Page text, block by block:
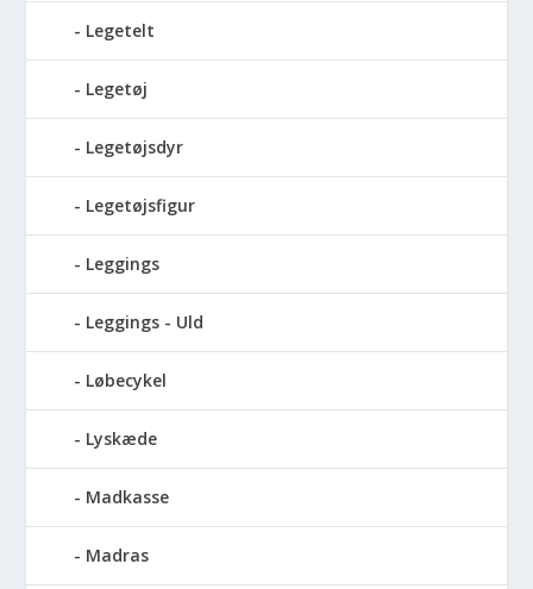
Legetelt
Legetøj
Legetøjsdyr
Legetøjsfigur
Leggings
Leggings - Uld
Løbecykel
Lyskæde
Madkasse
Madras